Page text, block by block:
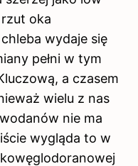
oka
wydaje się
pełni w tym
a czasem
wielu z nas
nie ma
wygląda to w